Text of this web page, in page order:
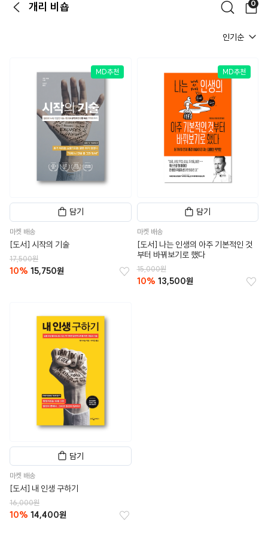
뒤로가기
개리 비숍
검색 장
0
인기순
MD추천
담기
마켓 배송
[도서] 시작의 기술
17,500원
10% 15,750원
MD추천
담기
마켓 배송
[도서] 나는 인생의 아주 기본적인 것
부터 바꿔보기로 했다
15,000원
10% 13,500원
담기
마켓 배송
[도서] 내 인생 구하기
16,000원
10% 14,400원